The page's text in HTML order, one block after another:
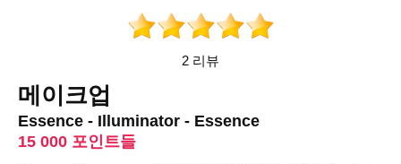
2 리뷰
메이크업
Essence - Illuminator - Essence
15 000 포인트들